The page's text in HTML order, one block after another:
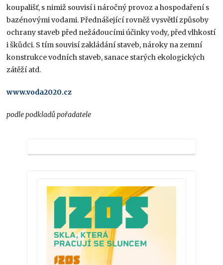
koupališť, s nimiž souvisí i náročný provoz a hospodaření s
bazénovými vodami. Přednášející rovněž vysvětlí způsoby
ochrany staveb před nežádoucími účinky vody, před vlhkostí
i škůdci. S tím souvisí zakládání staveb, nároky na zemní
konstrukce vodních staveb, sanace starých ekologických
zátěží atd.
www.voda2020.cz
podle podkladů pořadatele